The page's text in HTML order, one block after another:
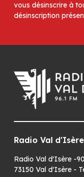
vous désinscrire à
désinscription
Radio Val d'Isère
Radio Val d'Isère -
73150 Val d'Isère -